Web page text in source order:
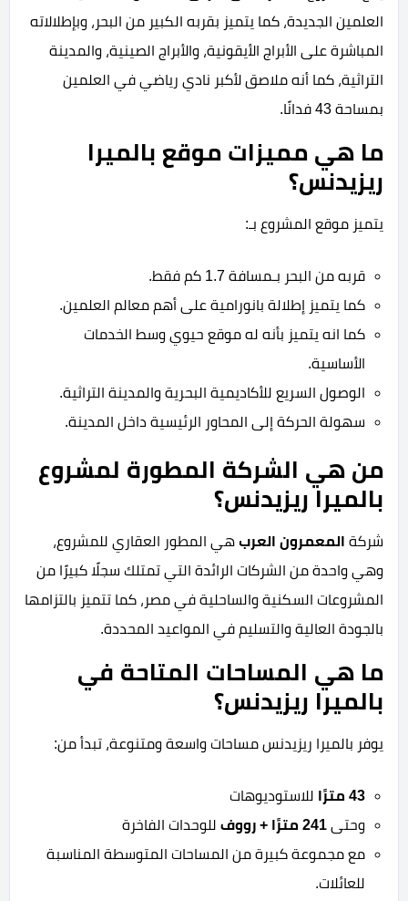
العلمين الجديدة، كما يتميز بقربه الكبير من البحر، وبإطلالاته
المباشرة على الأبراج الأيقونية، والأبراج الصينية، والمدينة
التراثية، كما أنه ملاصق لأكبر نادي رياضي في العلمين
بمساحة 43 فدانًا.
ما هي مميزات موقع بالميرا
ريزيدنس؟
يتميز موقع المشروع بـ:
قربه من البحر بـمسافة 1.7 كم فقط.
كما يتميز إطلالة بانورامية على أهم معالم العلمين.
كما انه يتميز بأنه له موقع حيوي وسط الخدمات
الأساسية.
الوصول السريع للأكاديمية البحرية والمدينة التراثية.
سهولة الحركة إلى المحاور الرئيسية داخل المدينة.
من هي الشركة المطورة لمشروع
بالميرا ريزيدنس؟
شركة المعمرون العرب هي المطور العقاري للمشروع،
وهي واحدة من الشركات الرائدة التي تمتلك سجلًا كبيرًا من
المشروعات السكنية والساحلية في مصر، كما تتميز بالتزامها
بالجودة العالية والتسليم في المواعيد المحددة.
ما هي المساحات المتاحة في
بالميرا ريزيدنس؟
يوفر بالميرا ريزيدنس مساحات واسعة ومتنوعة، تبدأ من:
43 مترًا
للاستوديوهات
وحتى 241 مترًا + رووف
للوحدات الفاخرة
مع مجموعة كبيرة من المساحات المتوسطة المناسبة
للعائلات.